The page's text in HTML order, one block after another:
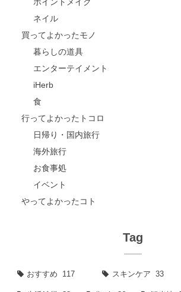
ネイル
買ってよかったモノ
暮らしの道具
エンターテイメント
iHerb
食
行ってよかったトコロ
日帰り・国内旅行
海外旅行
お食事処
イベント
やってよかったコト
Tag
おすすめ 117 スキンケア 33